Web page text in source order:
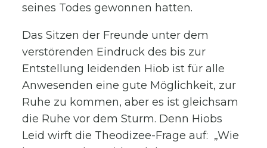
seines Todes gewonnen hatten.
Das Sitzen der Freunde unter dem
verstörenden Eindruck des bis zur
Entstellung leidenden Hiob ist für alle
Anwesenden eine gute Möglichkeit, zur
Ruhe zu kommen, aber es ist gleichsam
die Ruhe vor dem Sturm. Denn Hiobs
Leid wirft die Theodizee-Frage auf: „Wie